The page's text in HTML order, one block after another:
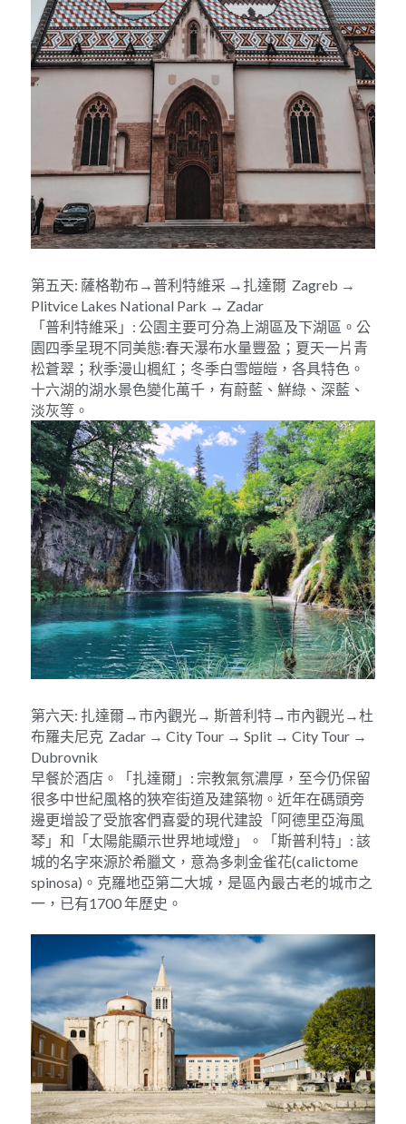
第五天: 薩格勒布→普利特維采 →扎達爾  Zagreb →
Plitvice Lakes National Park → Zadar
「普利特維采」: 公園主要可分為上湖區及下湖區。公
園四季呈現不同美態:春天瀑布水量豐盈；夏天一片青
松蒼翠；秋季漫山楓紅；冬季白雪皚皚，各具特色。
十六湖的湖水景色變化萬千，有蔚藍、鮮綠、深藍、
淡灰等。
第六天: 扎達爾→市內觀光→ 斯普利特→市內觀光→杜
布羅夫尼克  Zadar → City Tour → Split → City Tour →
Dubrovnik
早餐於酒店。「扎達爾」: 宗教氣氛濃厚，至今仍保留
很多中世紀風格的狹窄街道及建築物。近年在碼頭旁
邊更增設了受旅客們喜愛的現代建設「阿德里亞海風
琴」和「太陽能顯示世界地域燈」。「斯普利特」: 該
城的名字來源於希臘文，意為多刺金雀花(calictome
spinosa)。克羅地亞第二大城，是區內最古老的城市之
一，已有1700 年歷史。